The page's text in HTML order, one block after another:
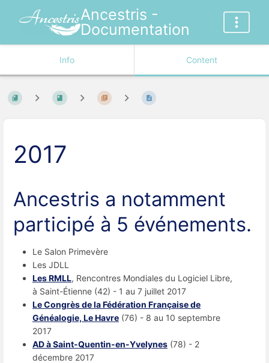
Ancestris -
Documentation
Info Content
2017
Ancestris a notamment
participé à 5 événements.
Le Salon Primevère
Les JDLL
Les RMLL, Rencontres Mondiales du Logiciel Libre,
à Saint-Étienne (42) - 1 au 7 juillet 2017
Le Congrès de la Fédération Française de
Généalogie, Le Havre (76) - 8 au 10 septembre
2017
AD à Saint-Quentin-en-Yvelynes (78) - 2
décembre 2017